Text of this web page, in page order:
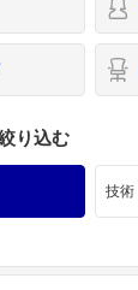
り込む
技術